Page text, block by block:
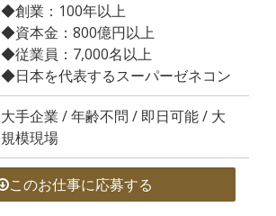
◆創業：100年以上
◆資本金：800億円以上
◆従業員：7,000名以上
◆日本を代表するスーパーゼネコン
大手企業 / 年齢不問 / 即日可能 / 大
規模現場
このお仕事に応募する